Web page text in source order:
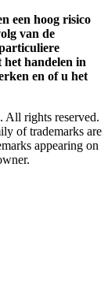
een hoog risico
van de
het handelen in
en of u het
rights reserved.
of trademarks are
appearing on